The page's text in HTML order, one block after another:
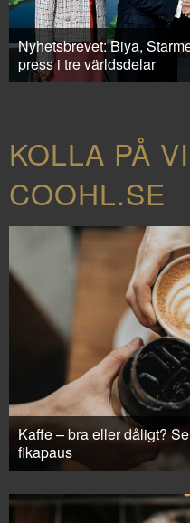
Nyhetsbrevet: Biya,
press i tre världsdelar
KOLLA PÅ
COOHL.SE
Kaffe – bra eller dåligt?
fikapaus